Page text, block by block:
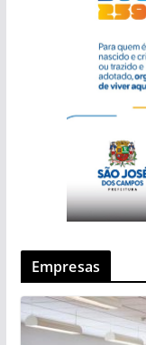
Empresas